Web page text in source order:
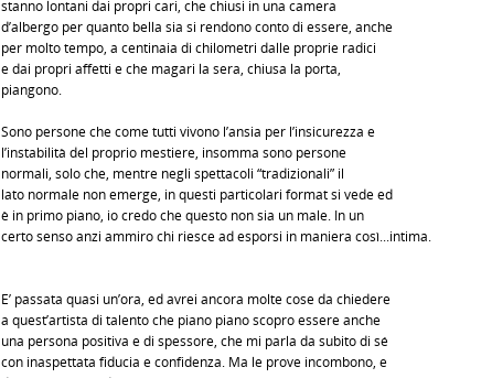
stanno lontani dai propri cari, che chiusi in una camera
d’albergo per quanto bella sia si rendono conto di essere, anche
per molto tempo, a centinaia di chilometri dalle proprie radici
e dai propri affetti e che magari la sera, chiusa la porta,
piangono.
Sono persone che come tutti vivono l’ansia per l’insicurezza e
l’instabilità del proprio mestiere, insomma sono persone
normali, solo che, mentre negli spettacoli “tradizionali” il
lato normale non emerge, in questi particolari format si vede ed
è in primo piano, io credo che questo non sia un male. In un
certo senso anzi ammiro chi riesce ad esporsi in maniera così...intima.
E’ passata quasi un’ora, ed avrei ancora molte cose da chiedere
a quest’artista di talento che piano piano scopro essere anche
una persona positiva e di spessore, che mi parla da subito di sé
con inaspettata fiducia e confidenza. Ma le prove incombono, e